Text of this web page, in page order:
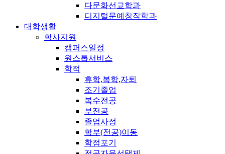
다문화선교학과
디지털문예창작학과
대학생활
학사지원
캠퍼스일정
원스톱서비스
학적
휴학,복학,자퇴
조기졸업
복수전공
부전공
졸업사정
학부(전공)이동
학점포기